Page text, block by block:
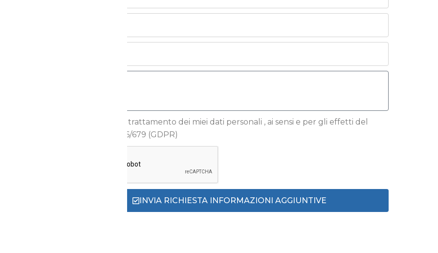
Autorizzo il trattamento dei miei dati personali , ai sensi e per gli effetti del
Reg.to UE 2016/679 (GDPR)
INVIA RICHIESTA INFORMAZIONI AGGIUNTIVE